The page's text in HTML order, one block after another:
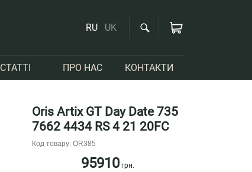
RU UK
СТАТТІ ПРО НАС КОНТАКТИ
Oris Artix GT Day Date 735
7662 4434 RS 4 21 20FC
Код товару: OR385
95910грн.